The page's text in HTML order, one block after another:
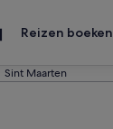
Reizen boeken
Sint Maarten